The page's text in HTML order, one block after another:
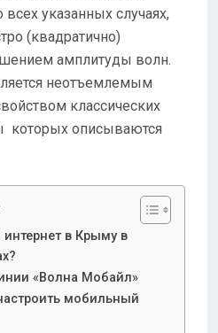
всех указанных случаях,
(квадратично)
амплитуды волн.
неотъемлемым
классических
которых описываются
в Крыму в
«Волна Мобайл»
мобильный